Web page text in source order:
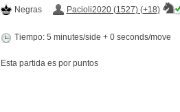
Negras
Pacioli2020 (1527) (+18)
Tiempo: 5 minutes/side + 0 seconds/move
Esta partida es por puntos